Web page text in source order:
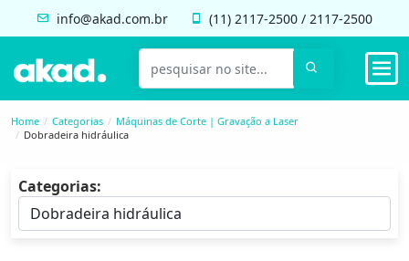
info@akad.com.br (11) 2117-2500 / 2117-2500
Home Categorias
Máquinas de Corte | Gravação a Laser
Dobradeira hidráulica
Categorias: